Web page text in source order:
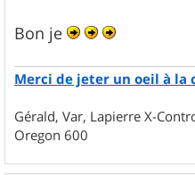
Bon je
Merci de jeter un oeil à la
Gérald, Var, Lapierre X-
Oregon 600